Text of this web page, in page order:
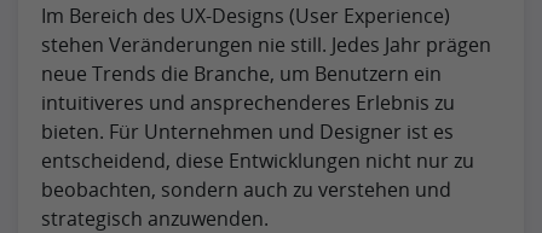
Im Bereich des UX-Designs (User Experience)
stehen Veränderungen nie still. Jedes Jahr prägen
neue Trends die Branche, um Benutzern ein
intuitiveres und ansprechenderes Erlebnis zu
bieten. Für Unternehmen und Designer ist es
entscheidend, diese Entwicklungen nicht nur zu
beobachten, sondern auch zu verstehen und
strategisch anzuwenden.